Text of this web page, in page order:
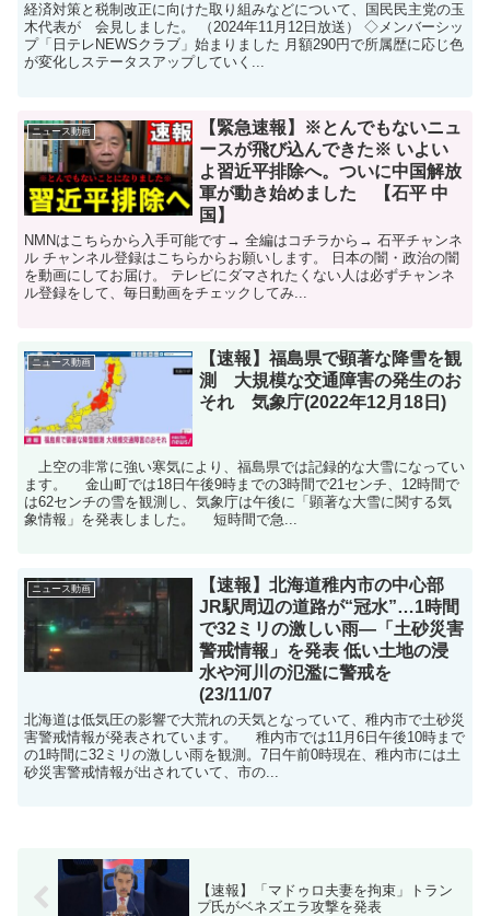
経済対策と税制改正に向けた取り組みなどについて、国民民主党の玉
木代表が 会見しました。 （2024年11月12日放送） ◇メンバーシッ
プ「日テレNEWSクラブ」始まりました 月額290円で所属歴に応じ色
が変化しステータスアップしていく...
ニュース動画
【緊急速報】※とんでもないニュ
ースが飛び込んできた※ いよい
よ習近平排除へ。ついに中国解放
軍が動き始めました 【石平 中
国】
NMNはこちらから入手可能です→ 全編はコチラから→ 石平チャンネ
ル チャンネル登録はこちらからお願いします。 日本の闇・政治の闇
を動画にしてお届け。 テレビにダマされたくない人は必ずチャンネ
ル登録をして、毎日動画をチェックしてみ...
ニュース動画
【速報】福島県で顕著な降雪を観
測 大規模な交通障害の発生のお
それ 気象庁(2022年12月18日)
上空の非常に強い寒気により、福島県では記録的な大雪になってい
ます。 金山町では18日午後9時までの3時間で21センチ、12時間で
は62センチの雪を観測し、気象庁は午後に「顕著な大雪に関する気
象情報」を発表しました。 短時間で急...
ニュース動画
【速報】北海道稚内市の中心部
JR駅周辺の道路が“冠水”…1時間
で32ミリの激しい雨―「土砂災害
警戒情報」を発表 低い土地の浸
水や河川の氾濫に警戒を
(23/11/07
北海道は低気圧の影響で大荒れの天気となっていて、稚内市で土砂災
害警戒情報が発表されています。 稚内市では11月6日午後10時まで
の1時間に32ミリの激しい雨を観測。7日午前0時現在、稚内市には土
砂災害警戒情報が出されていて、市の...
【速報】「マドゥロ夫妻を拘束」トラン
プ氏がベネズエラ攻撃を発表